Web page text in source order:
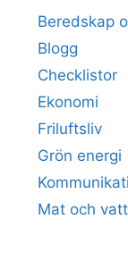
Beredskap
Blogg
Checklistor
Ekonomi
Friluftsliv
Grön energi
Mat och